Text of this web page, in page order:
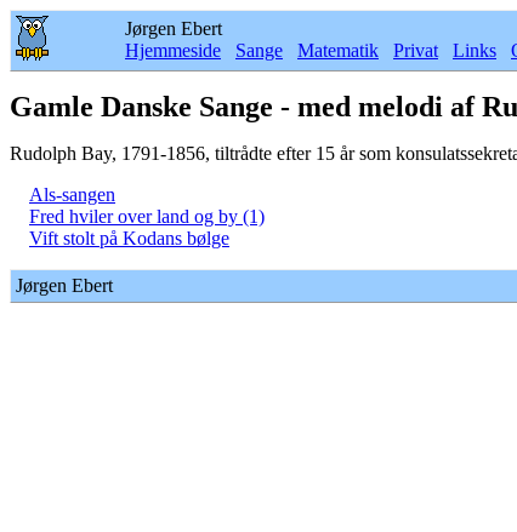
Jørgen Ebert
Hjemmeside
Sange Matematik Privat Links
Gamle Danske Sange - med melodi af
Rudolph Bay, 1791-1856, tiltrådte efter 15 år som
Als-sangen
Fred hviler over land og by (1)
Vift stolt på Kodans bølge
Jørgen Ebert